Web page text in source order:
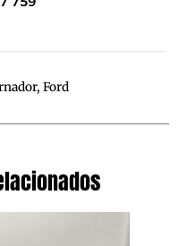
, Ford